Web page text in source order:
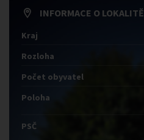
INFORMACE O LOKALITĚ
Kraj
Rozloha
Počet obyvatel
Poloha
PSČ